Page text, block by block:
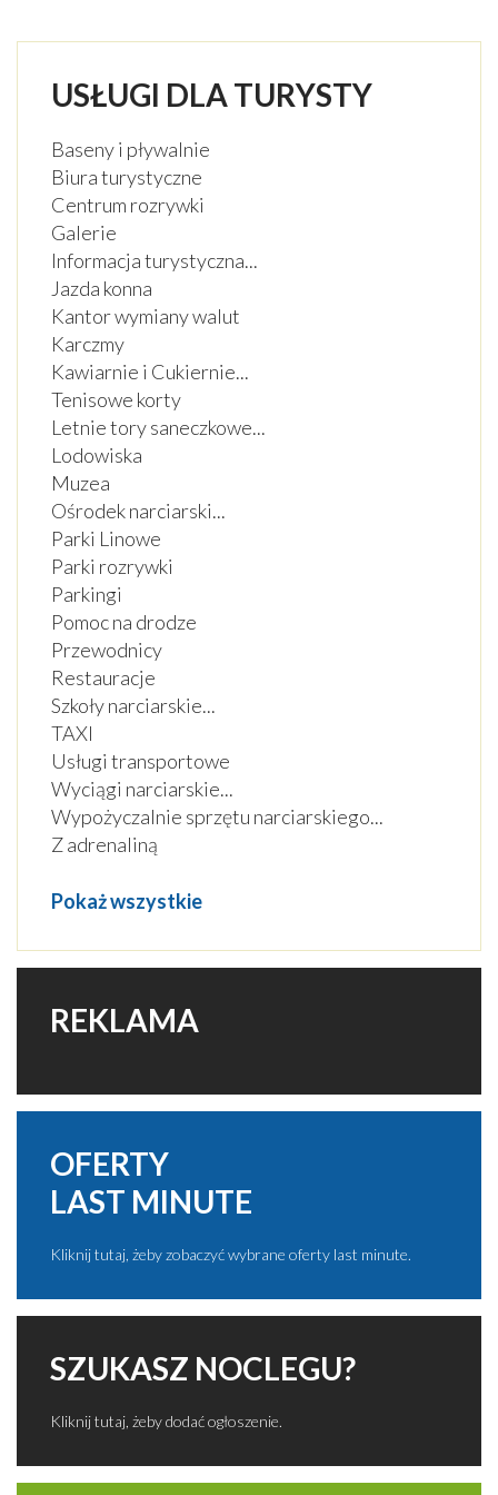
ZABYTKI
IMPREZY
GALERIA
PLAN MIASTA
POGODA
USŁUGI DLA TURYSTY
Baseny i pływalnie
Biura turystyczne
Centrum rozrywki
Galerie
Informacja turystyczna...
Jazda konna
Kantor wymiany walut
Karczmy
Kawiarnie i Cukiernie...
Tenisowe korty
Letnie tory saneczkowe...
Lodowiska
Muzea
Ośrodek narciarski...
Parki Linowe
Parki rozrywki
Parkingi
Pomoc na drodze
Przewodnicy
Restauracje
Szkoły narciarskie...
TAXI
Usługi transportowe
Wyciągi narciarskie...
Wypożyczalnie sprzętu narciarskiego...
Z adrenaliną
Pokaż wszystkie
REKLAMA
OFERTY
LAST MINUTE
Kliknij tutaj, żeby zobaczyć wybrane oferty last minute.
SZUKASZ NOCLEGU?
Kliknij tutaj, żeby dodać ogłoszenie.